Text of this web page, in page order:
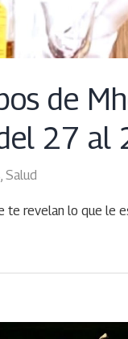
de
27 al
, Salud
te revelan lo que le